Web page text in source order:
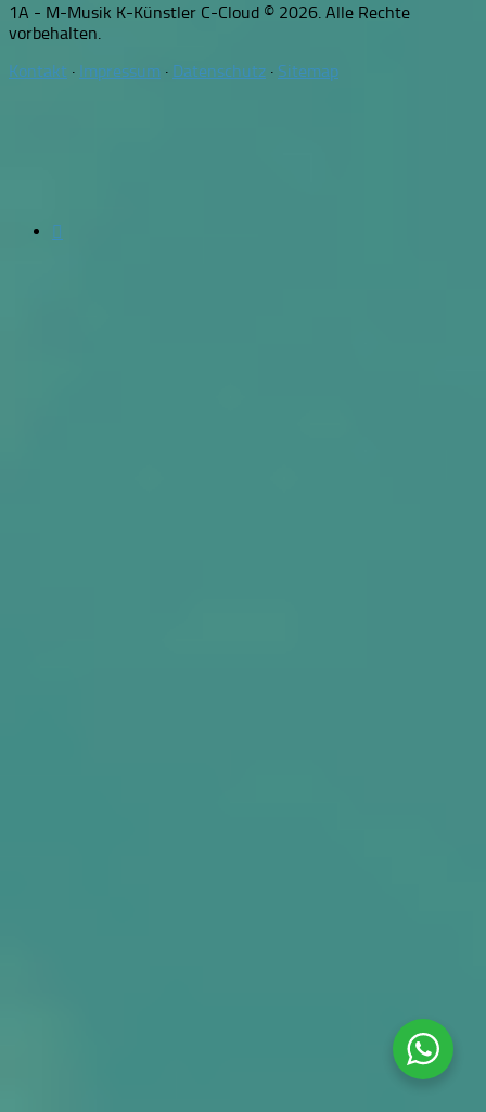
1A - M-Musik K-Künstler C-Cloud © 2026. Alle Rechte
vorbehalten.
Kontakt · Impressum · Datenschutz · Sitemap